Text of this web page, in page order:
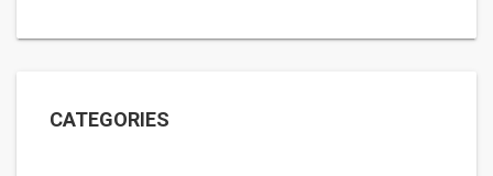
CATEGORIES